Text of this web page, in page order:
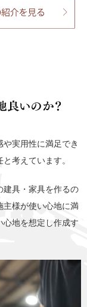
実用性に満足でき
考えています。
建具・家具を作るの
主様が使い心地に満
心地を想定し作成す